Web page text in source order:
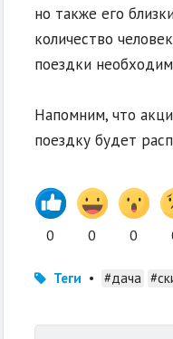
но также его
количество
поездки
Напомним, что
поездку будет
0 0 0
Теги • #дача